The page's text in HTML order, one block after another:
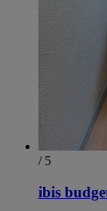
/ 5
ibis